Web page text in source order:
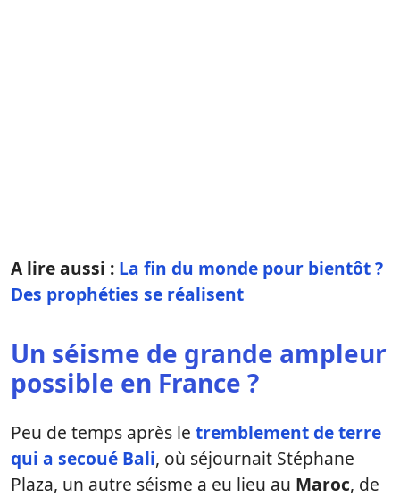
A lire aussi : La fin du monde pour bientôt ?
Des prophéties se réalisent
Un séisme de grande ampleur
possible en France ?
Peu de temps après le tremblement de terre
qui a secoué Bali, où séjournait Stéphane
Plaza, un autre séisme a eu lieu au Maroc, de